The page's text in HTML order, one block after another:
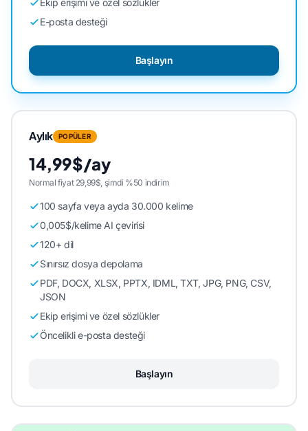
Ekip erişimi ve özel sözlükler
E-posta desteği
Başlayın
Aylık POPÜLER
14,99$/ay
Normal fiyat 29,99$, şimdi %50 indirim
100 sayfa veya ayda 30.000 kelime
0,005$/kelime AI çevirisi
120+ dil
Sınırsız dosya depolama
PDF, DOCX, XLSX, PPTX, IDML, TXT, JPG, PNG, CSV,
JSON
Ekip erişimi ve özel sözlükler
Öncelikli e-posta desteği
Başlayın